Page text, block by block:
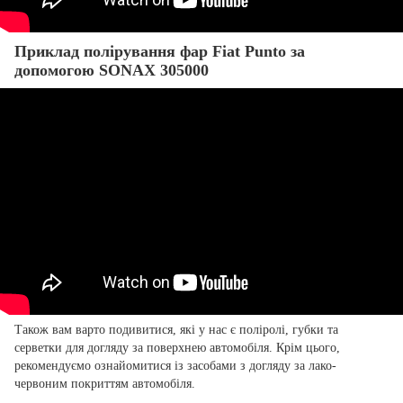
Приклад полірування фар Fiat Punto за
допомогою SONAX 305000
Також вам варто подивитися, які у нас є поліролі, губки та
серветки для догляду за поверхнею автомобіля. Крім цього,
рекомендуємо ознайомитися із засобами з догляду за лако-
червоним покриттям автомобіля.